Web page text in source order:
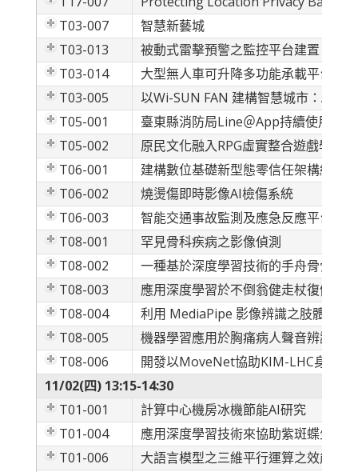
T03-007
智慧新藝城
T03-013
被動式雷擊預警之監控平台建置
T03-014
大型無人車可升降多功能承載平台
T03-005
以Wi-SUN FAN 建構智慧城市：AI 交
T05-001
臺東縣消防局Line＠App持續使用意
T05-002
原民文化融入RPG虛實整合遊戲學習
T06-001
建構數位基礎新型態零信任架構網路
T06-002
燒燙傷即時影像AI檢傷系統
T06-003
智能交通事故監測及應急反應平台的
T08-001
罕見骨科疾病之影像偵測
T08-002
一種基於深度學習技術的手舟骨骨折
T08-003
應用深度學習於不倒翁健走杖復健姿
T08-004
利用 MediaPipe 影像辨識之肢體及認
T08-005
機器學習應用於胸痛病人聲音辨識
T08-006
開發以MoveNet協助KIM-LHC身體姿
11/02(四) 13:15-14:30
T01-001
計算中心機房冰機節能AI研究
T01-004
應用深度學習技術來協助紫斑蝶生態
T01-006
大語言模型之三維平行運算之效能分析